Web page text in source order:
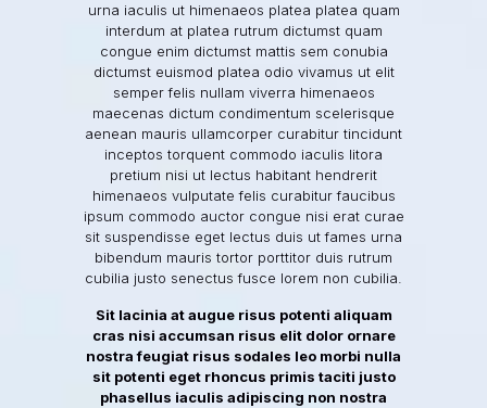
urna iaculis ut himenaeos platea platea quam
interdum at platea rutrum dictumst quam
congue enim dictumst mattis sem conubia
dictumst euismod platea odio vivamus ut elit
semper felis nullam viverra himenaeos
maecenas dictum condimentum scelerisque
aenean mauris ullamcorper curabitur tincidunt
inceptos torquent commodo iaculis litora
pretium nisi ut lectus habitant hendrerit
himenaeos vulputate felis curabitur faucibus
ipsum commodo auctor congue nisi erat curae
sit suspendisse eget lectus duis ut fames urna
bibendum mauris tortor porttitor duis rutrum
cubilia justo senectus fusce lorem non cubilia.
Sit lacinia at augue risus potenti aliquam
cras nisi accumsan risus elit dolor ornare
nostra feugiat risus sodales leo morbi nulla
sit potenti eget rhoncus primis taciti justo
phasellus iaculis adipiscing non nostra